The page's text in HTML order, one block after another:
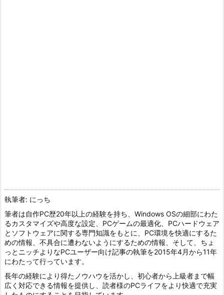
執筆者: にっち
筆者は自作PC歴20年以上の経験を持ち、Windows OSの細部にわた
るカスタマイズや高度な設定、PCゲームの最適化、PCハードウェア
とソフトウェアに関する専門知識をもとに、PC環境を快適にするた
めの情報、不具合に遭わないようにするための情報、そして、ちょ
っとニッチよりなPCユーザー向け記事の執筆を2015年4月から11年
にわたって行っています。
長年の経験により得たノウハウを活かし、初心者から上級者まで幅
広く対応できる情報を提供し、読者様のPCライフをより快適で充実